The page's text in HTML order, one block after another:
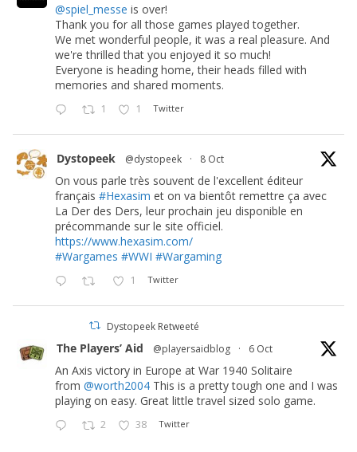
@spiel_messe is over!
Thank you for all those games played together.
We met wonderful people, it was a real pleasure. And
we're thrilled that you enjoyed it so much!
Everyone is heading home, their heads filled with
memories and shared moments.
1 1 Twitter
Dystopeek @dystopeek · 8 Oct
On vous parle très souvent de l'excellent éditeur
français #Hexasim et on va bientôt remettre ça avec
La Der des Ders, leur prochain jeu disponible en
précommande sur le site officiel.
https://www.hexasim.com/
#Wargames #WWI #Wargaming
1 Twitter
Dystopeek Retweeté
The Players’ Aid @playersaidblog · 6 Oct
An Axis victory in Europe at War 1940 Solitaire
from @worth2004 This is a pretty tough one and I was
playing on easy. Great little travel sized solo game.
2 38 Twitter